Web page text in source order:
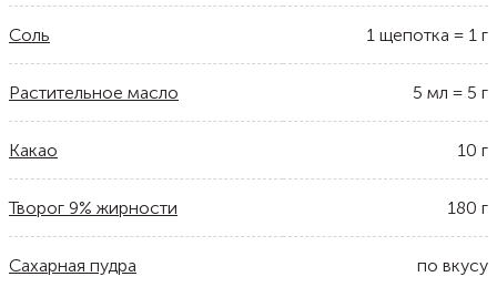
Соль 1 щепотка = 1 г
Растительное масло 5 мл = 5 г
Какао 10 г
Творог 9% жирности 180 г
Сахарная пудра по вкусу